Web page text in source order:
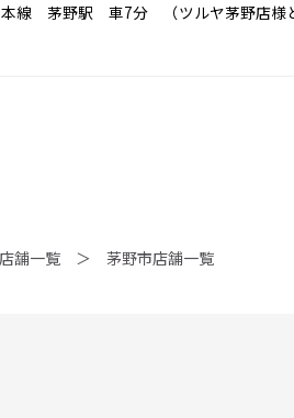
本線 茅野駅 車7分 （ツルヤ茅野
舗一覧 茅野市店舗一覧